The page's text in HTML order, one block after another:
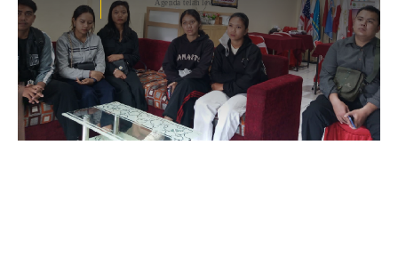
Agenda telah lewat